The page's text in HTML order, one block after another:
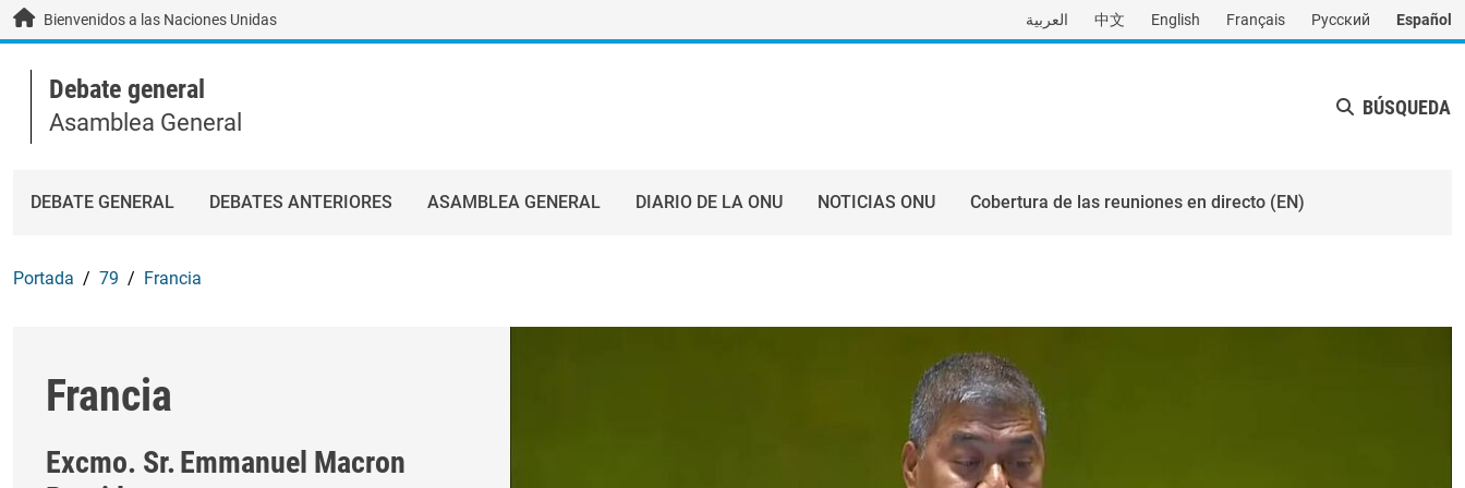
Skip to main content / navigation
Bienvenidos a las Naciones Unidas العربية 中文 English Français Русский Español
Debate general
Asamblea General
BÚSQUEDA
DEBATE GENERAL DEBATES ANTERIORES ASAMBLEA GENERAL DIARIO DE LA ONU NOTICIAS ONU Cobertura de las reuniones en directo (EN)
Portada 79 Francia
Francia
Excmo. Sr.Emmanuel Macron